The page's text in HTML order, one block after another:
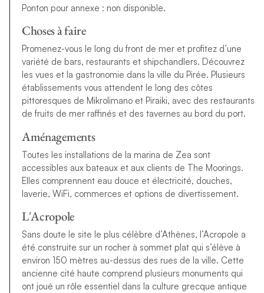
Ponton pour annexe : non disponible.
Choses à faire
Promenez-vous le long du front de mer et profitez d’une
variété de bars, restaurants et shipchandlers. Découvrez
les vues et la gastronomie dans la ville du Pirée. Plusieurs
établissements vous attendent le long des côtes
pittoresques de Mikrolimano et Piraiki, avec des restaurants
de fruits de mer raffinés et des tavernes au bord du port.
Aménagements
Toutes les installations de la marina de Zea sont
accessibles aux bateaux et aux clients de The Moorings.
Elles comprennent eau douce et électricité, douches,
laverie, WiFi, commerces et options de divertissement.
L'Acropole
Sans doute le site le plus célèbre d’Athènes, l’Acropole a
été construite sur un rocher à sommet plat qui s’élève à
environ 150 mètres au-dessus des rues de la ville. Cette
ancienne cité haute comprend plusieurs monuments qui
ont joué un rôle essentiel dans la culture grecque antique